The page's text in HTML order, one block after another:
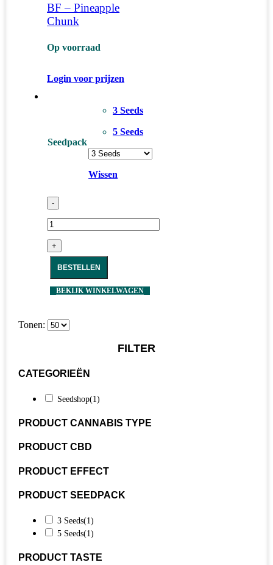
BF – Pineapple
Chunk
Op voorraad
Login voor prijzen
Seedpack
3 Seeds
5 Seeds
Wissen
-
+
BESTELLEN
BEKIJK WINKELWAGEN
Tonen:
FILTER
CATEGORIEËN
Seedshop(1)
PRODUCT CANNABIS TYPE
PRODUCT CBD
PRODUCT EFFECT
PRODUCT SEEDPACK
3 Seeds(1)
5 Seeds(1)
PRODUCT TASTE